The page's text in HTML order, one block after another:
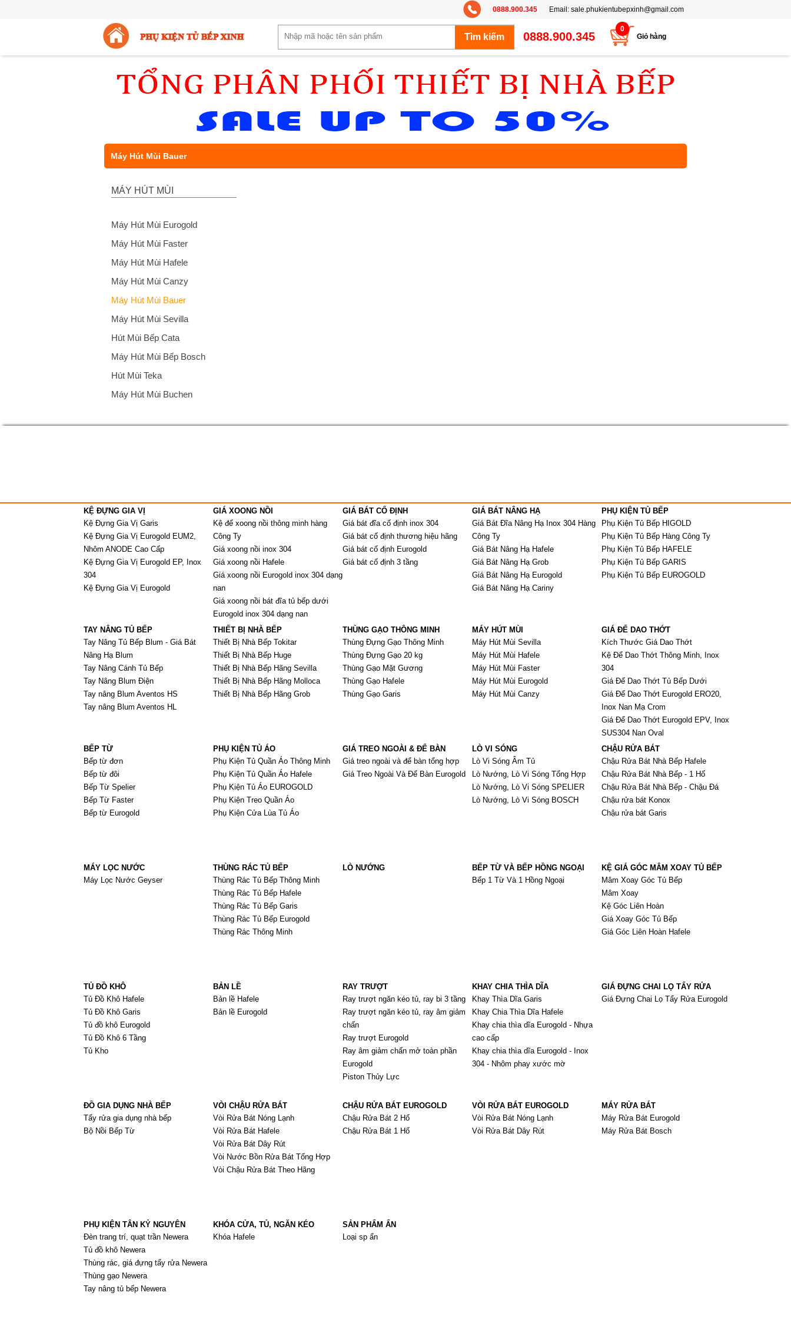
0888.900.345 Email: sale.phukientubepxinh@gmail.com
0888.900.345
0
Giỏ hàng
Máy Hút Mùi Bauer
MÁY HÚT MÙI
Máy Hút Mùi Eurogold
Máy Hút Mùi Faster
Máy Hút Mùi Hafele
Máy Hút Mùi Canzy
Máy Hút Mùi Bauer
Máy Hút Mùi Sevilla
Hút Mùi Bếp Cata
Máy Hút Mùi Bếp Bosch
Hút Mùi Teka
Máy Hút Mùi Buchen
KỆ ĐỰNG GIA VỊ
Kệ Đựng Gia Vị Garis
Kệ Đựng Gia Vị Eurogold EUM2,
Nhôm ANODE Cao Cấp
Kệ Đựng Gia Vị Eurogold EP, Inox
304
Kệ Đựng Gia Vị Eurogold
GIÁ XOONG NỒI
Kệ để xoong nồi thông minh hàng
Công Ty
Giá xoong nồi inox 304
Giá xoong nồi Hafele
Giá xoong nồi Eurogold inox 304 dạng
nan
Giá xoong nồi bát đĩa tủ bếp dưới
Eurogold inox 304 dạng nan
GIÁ BÁT CỐ ĐỊNH
Giá bát đĩa cố định inox 304
Giá bát cố định thương hiệu hãng
Giá bát cố định Eurogold
Giá bát cố định 3 tầng
GIÁ BÁT NÂNG HẠ
Giá Bát Đĩa Nâng Hạ Inox 304 Hàng
Công Ty
Giá Bát Nâng Hạ Hafele
Giá Bát Nâng Hạ Grob
Giá Bát Nâng Hạ Eurogold
Giá Bát Nâng Hạ Cariny
PHỤ KIỆN TỦ BẾP
Phụ Kiện Tủ Bếp HIGOLD
Phụ Kiện Tủ Bếp Hàng Công Ty
Phụ Kiện Tủ Bếp HAFELE
Phụ Kiện Tủ Bếp GARIS
Phụ Kiện Tủ Bếp EUROGOLD
TAY NÂNG TỦ BẾP
Tay Nâng Tủ Bếp Blum - Giá Bát
Nâng Hạ Blum
Tay Nâng Cánh Tủ Bếp
Tay Nâng Blum Điện
Tay nâng Blum Aventos HS
Tay nâng Blum Aventos HL
THIẾT BỊ NHÀ BẾP
Thiết Bị Nhà Bếp Tokitar
Thiết Bị Nhà Bếp Huge
Thiết Bị Nhà Bếp Hãng Sevilla
Thiết Bị Nhà Bếp Hãng Molloca
Thiết Bị Nhà Bếp Hãng Grob
THÙNG GẠO THÔNG MINH
Thùng Đựng Gạo Thông Minh
Thùng Đựng Gạo 20 kg
Thùng Gạo Mặt Gương
Thùng Gạo Hafele
Thùng Gạo Garis
MÁY HÚT MÙI
Máy Hút Mùi Sevilla
Máy Hút Mùi Hafele
Máy Hút Mùi Faster
Máy Hút Mùi Eurogold
Máy Hút Mùi Canzy
GIÁ ĐỂ DAO THỚT
Kích Thước Giá Dao Thớt
Kệ Để Dao Thớt Thông Minh, Inox
304
Giá Để Dao Thớt Tủ Bếp Dưới
Giá Để Dao Thớt Eurogold ERO20,
Inox Nan Mạ Crom
Giá Để Dao Thớt Eurogold EPV, Inox
SUS304 Nan Oval
BẾP TỪ
Bếp từ đơn
Bếp từ đôi
Bếp Từ Spelier
Bếp Từ Faster
Bếp từ Eurogold
PHỤ KIỆN TỦ ÁO
Phụ Kiện Tủ Quần Áo Thông Minh
Phụ Kiện Tủ Quần Áo Hafele
Phụ Kiện Tủ Áo EUROGOLD
Phụ Kiện Treo Quần Áo
Phụ Kiện Cửa Lùa Tủ Áo
GIÁ TREO NGOÀI & ĐỂ BÀN
Giá treo ngoài và để bàn tổng hợp
Giá Treo Ngoài Và Để Bàn Eurogold
LÒ VI SÓNG
Lò Vi Sóng Âm Tủ
Lò Nướng, Lò Vi Sóng Tổng Hợp
Lò Nướng, Lò Vi Sóng SPELIER
Lò Nướng, Lò Vi Sóng BOSCH
CHẬU RỬA BÁT
Chậu Rửa Bát Nhà Bếp Hafele
Chậu Rửa Bát Nhà Bếp - 1 Hố
Chậu Rửa Bát Nhà Bếp - Chậu Đá
Chậu rửa bát Konox
Chậu rửa bát Garis
MÁY LỌC NƯỚC
Máy Lọc Nước Geyser
THÙNG RÁC TỦ BẾP
Thùng Rác Tủ Bếp Thông Minh
Thùng Rác Tủ Bếp Hafele
Thùng Rác Tủ Bếp Garis
Thùng Rác Tủ Bếp Eurogold
Thùng Rác Thông Minh
LÒ NƯỚNG
BẾP TỪ VÀ BẾP HỒNG NGOẠI
Bếp 1 Từ Và 1 Hồng Ngoại
KỆ GIÁ GÓC MÂM XOAY TỦ BẾP
Mâm Xoay Góc Tủ Bếp
Mâm Xoay
Kệ Góc Liên Hoàn
Giá Xoay Góc Tủ Bếp
Giá Góc Liên Hoàn Hafele
TỦ ĐỒ KHÔ
Tủ Đồ Khô Hafele
Tủ Đồ Khô Garis
Tủ đồ khô Eurogold
Tủ Đồ Khô 6 Tầng
Tủ Kho
BẢN LỀ
Bản lề Hafele
Bản lề Eurogold
RAY TRƯỢT
Ray trượt ngăn kéo tủ, ray bi 3 tầng
Ray trượt ngăn kéo tủ, ray âm giảm
chấn
Ray trượt Eurogold
Ray âm giảm chấn mở toàn phần
Eurogold
Piston Thủy Lực
KHAY CHIA THÌA DĨA
Khay Thìa Dĩa Garis
Khay Chia Thìa Dĩa Hafele
Khay chia thìa dĩa Eurogold - Nhựa
cao cấp
Khay chia thìa dĩa Eurogold - Inox
304 - Nhôm phay xước mờ
GIÁ ĐỰNG CHAI LỌ TẨY RỬA
Giá Đựng Chai Lọ Tẩy Rửa Eurogold
ĐỒ GIA DỤNG NHÀ BẾP
Tẩy rửa gia dụng nhà bếp
Bộ Nồi Bếp Từ
VÒI CHẬU RỬA BÁT
Vòi Rửa Bát Nóng Lạnh
Vòi Rửa Bát Hafele
Vòi Rửa Bát Dây Rút
Vòi Nước Bồn Rửa Bát Tổng Hợp
Vòi Chậu Rửa Bát Theo Hãng
CHẬU RỬA BÁT EUROGOLD
Chậu Rửa Bát 2 Hố
Chậu Rửa Bát 1 Hố
VÒI RỬA BÁT EUROGOLD
Vòi Rửa Bát Nóng Lạnh
Vòi Rửa Bát Dây Rút
MÁY RỬA BÁT
Máy Rửa Bát Eurogold
Máy Rửa Bát Bosch
PHỤ KIỆN TÂN KỶ NGUYÊN
Đèn trang trí, quạt trần Newera
Tủ đồ khô Newera
Thùng rác, giá đựng tẩy rửa Newera
Thùng gạo Newera
Tay nâng tủ bếp Newera
KHÓA CỬA, TỦ, NGĂN KÉO
Khóa Hafele
SẢN PHẨM ẨN
Loại sp ẩn